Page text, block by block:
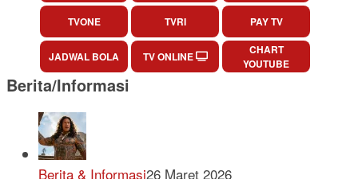
TVONE TVRI PAY TV
JADWAL BOLA TV ONLINE
CHART
YOUTUBE
Berita/Informasi
Berita & Informasi26 Maret 2026